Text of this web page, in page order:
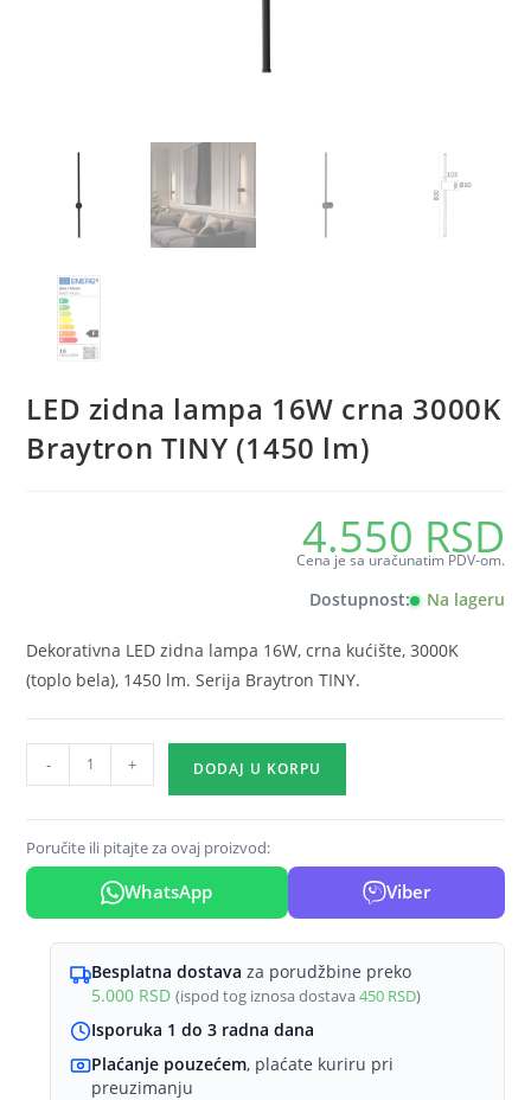
LED zidna lampa 16W crna 3000K
Braytron TINY (1450 lm)
4.550 RSD
Cena je sa uračunatim PDV-om.
Dostupnost: Na lageru
Dekorativna LED zidna lampa 16W, crna kućište, 3000K
(toplo bela), 1450 lm. Serija Braytron TINY.
zidna
16W
crna
- + DODAJ U KORPU
Poručite ili pitajte za ovaj proizvod:
WhatsApp Viber
Besplatna dostava za porudžbine preko
5.000 RSD (ispod tog iznosa dostava450 RSD)
Isporuka 1 do 3 radna dana
Plaćanje pouzećem, plaćate kuriru pri
preuzimanju